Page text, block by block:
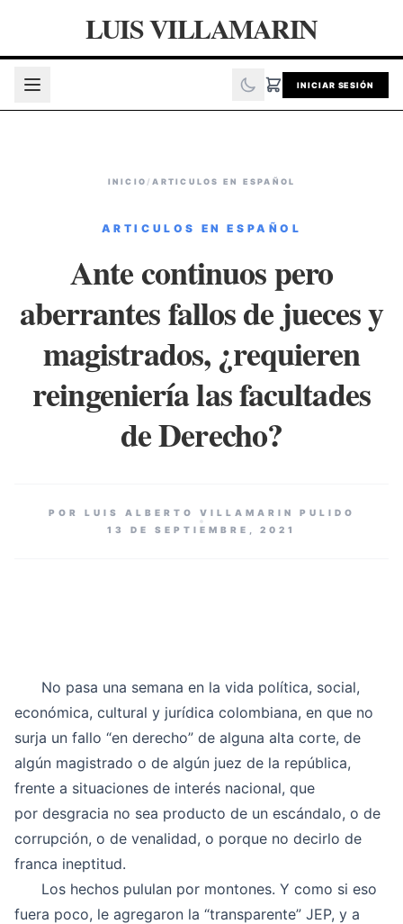
LUIS VILLAMARIN
INICIAR SESIÓN
INICIO /ARTICULOS EN ESPAÑOL
ARTICULOS EN ESPAÑOL
Ante continuos pero
aberrantes fallos de jueces y
magistrados, ¿requieren
reingeniería las facultades
de Derecho?
POR LUIS ALBERTO VILLAMARIN PULIDO
13 DE SEPTIEMBRE, 2021
No pasa una semana en la vida política, social,
económica, cultural y jurídica colombiana, en que no
surja un fallo “en derecho” de alguna alta corte, de
algún magistrado o de algún juez de la república,
frente a situaciones de interés nacional, que
por desgracia no sea producto de un escándalo, o de
corrupción, o de venalidad, o porque no decirlo de
franca ineptitud.
Los hechos pululan por montones. Y como si eso
fuera poco, le agregaron la “transparente” JEP, y a